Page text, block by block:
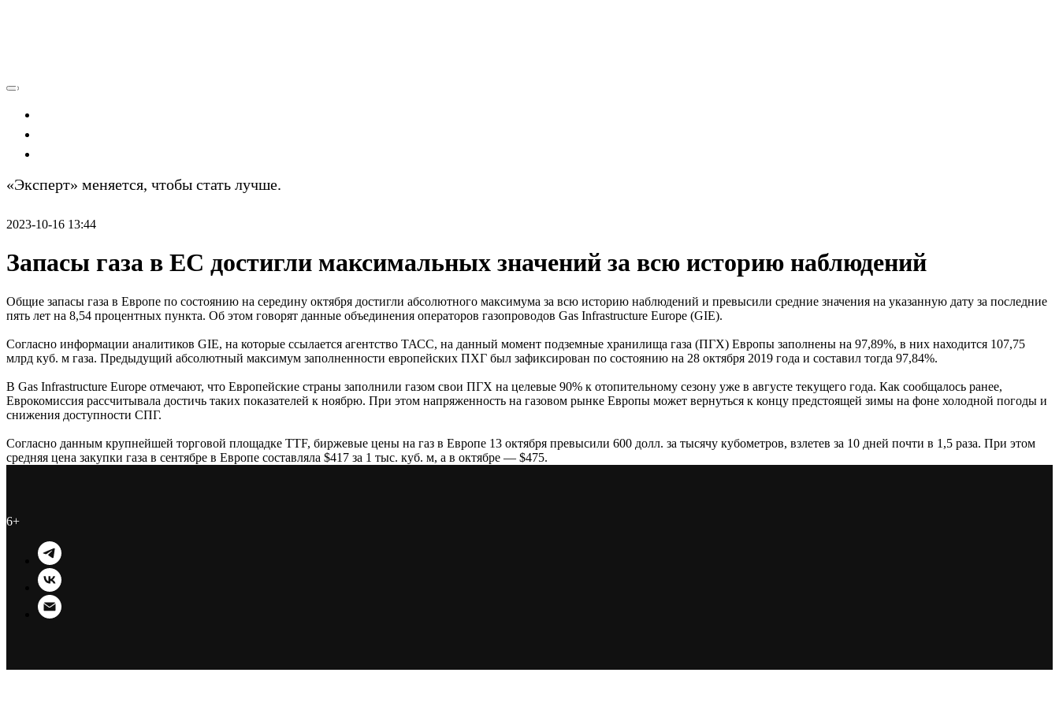
«Эксперт» меняется, чтобы стать лучше.
2023-10-16 13:44
Запасы газа в ЕС достигли максимальных значений за всю историю наблюдений
Общие запасы газа в Европе по состоянию на середину октября достигли абсолютного максимума за всю историю наблюдений и превысили средние значения на указанную дату за последние
пять лет на 8,54 процентных пункта. Об этом говорят данные объединения операторов газопроводов Gas Infrastructure Europe (GIE).
Согласно информации аналитиков GIE, на которые ссылается агентство ТАСС, на данный момент подземные хранилища газа (ПГХ) Европы заполнены на 97,89%, в них находится 107,75
млрд куб. м газа. Предыдущий абсолютный максимум заполненности европейских ПХГ был зафиксирован по состоянию на 28 октября 2019 года и составил тогда 97,84%.
В Gas Infrastructure Europe отмечают, что Европейские страны заполнили газом свои ПГХ на целевые 90% к отопительному сезону уже в августе текущего года. Как сообщалось ранее,
Еврокомиссия рассчитывала достичь таких показателей к ноябрю. При этом напряженность на газовом рынке Европы может вернуться к концу предстоящей зимы на фоне холодной погоды и
снижения доступности СПГ.
Согласно данным крупнейшей торговой площадке TTF, биржевые цены на газ в Европе 13 октября превысили 600 долл. за тысячу кубометров, взлетев за 10 дней почти в 1,5 раза. При этом
средняя цена закупки газа в сентябре в Европе составляла $417 за 1 тыс. куб. м, а в октябре — $475.
6+